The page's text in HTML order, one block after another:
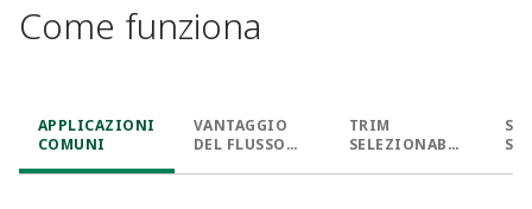
Come funziona
APPLICAZIONI
COMUNI
VANTAGGIO
DEL FLUSSO
TRIM
SELEZIONABIL